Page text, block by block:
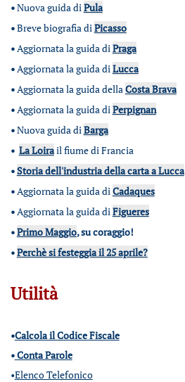
•Nuova guida diPula
•Breve biografia diPicasso
•Aggiornata la guida diPraga
•Aggiornata la guida diLucca
•Aggiornata la guida dellaCosta Brava
•Aggiornata la guida diPerpignan
•Nuova guida diBarga
• La Loirail fiume di Francia
•Storia dell'industria della carta a Lucca
•Aggiornata la guida diCadaques
•Aggiornata la guida diFigueres
•Primo Maggio, su coraggio!
•Perchè si festeggia il 25 aprile?
Utilità
•Calcola il Codice Fiscale
•Conta Parole
•Elenco Telefonico